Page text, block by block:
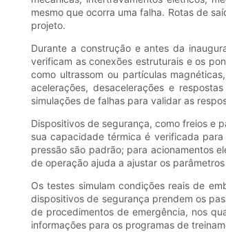
mesmo que ocorra uma falha. Rotas de
projeto.
Durante a construção e antes da
verificam as conexões estruturais e os
como ultrassom ou partículas
acelerações, desacelerações e
simulações de falhas para validar as
Dispositivos de segurança, como freios e
sua capacidade térmica é verificada
pressão são padrão; para acionamentos
de operação ajuda a ajustar os
Os testes simulam condições reais de
dispositivos de segurança prendem os
de procedimentos de emergência, nos
informações para os programas de